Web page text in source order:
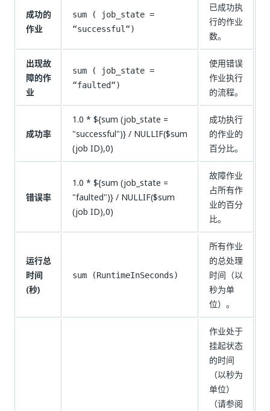
成功的
作业
sum ( job_state =
“successful“)
已成功执
行的作业
数。
出现故
障的作
业
sum ( job_state =
“faulted“)
使用错误
作业执行
的流程。
成功率
1.0 * ${sum (job_state =
"successful")} / NULLIF($sum
(job ID),0)
成功执行
的作业的
百分比。
错误率
1.0 * ${sum (job_state =
"faulted")} / NULLIF($sum
(job ID),0)
故障作业
占所有作
业的百分
比。
运行总
时间
(秒)
sum (RuntimeInSeconds)
所有作业
的总处理
时间（以
秒为单
位）。
作业处于
挂起状态
的时间
（以秒为
单位）
（请参阅